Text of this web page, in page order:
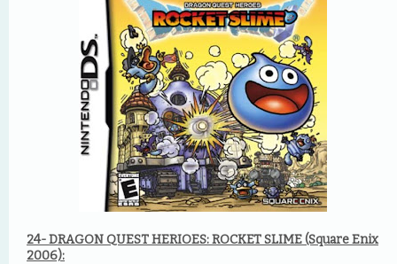
24- DRAGON QUEST HERIOES: ROCKET SLIME (Square Enix
2006):